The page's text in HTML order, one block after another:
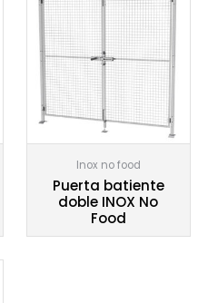
Inox no food
Puerta batiente
doble INOX No
Food